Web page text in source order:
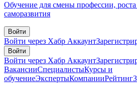
Обучение для смены профессии, роста
саморазвития
Войти
Войти через Хабр Аккаунт
Войти
Войти через Хабр Аккаунт
ВакансииСпециалистыКурсы и
обучениеЭкспертыКомпанииРейтинг